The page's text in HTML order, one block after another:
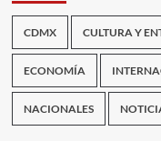
CDMX CULTURA Y
ECONOMÍA
NACIONALES